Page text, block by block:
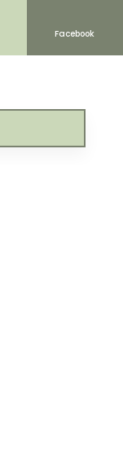
Facebook